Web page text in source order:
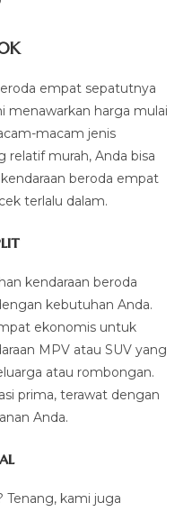
empat sepatutnya
menawarkan harga mulai
macam jenis
relatif murah, Anda bisa
beroda empat
terlalu dalam.
kendaraan beroda
kebutuhan Anda.
ekonomis untuk
MPV atau SUV yang
atau rombongan.
prima, terawat dengan
Anda.
kami juga